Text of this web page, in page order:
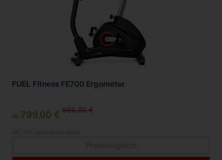
FUEL Fitness FE700 Ergometer
ab 799,00 € 999,00 €